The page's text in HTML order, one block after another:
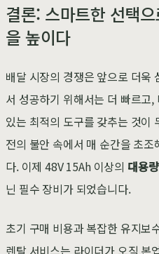
결론: 스마트한 선택
을 높이다
배달 시장의 경쟁은 앞으로 더욱
서 성공하기 위해서는 더 빠르고
있는 최적의 도구를 갖추는 것이
전의 불안 속에서 매 순간을 초
다. 이제 48V 15Ah 이상의 대용
닌 필수 장비가 되었습니다.
초기 구매 비용과 복잡한 유지보
렌탈 서비스는 라이더가 오직 본